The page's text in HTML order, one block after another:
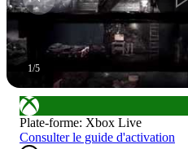
1/5
Plate-forme: Xbox Live
Consulter le guide d'activation